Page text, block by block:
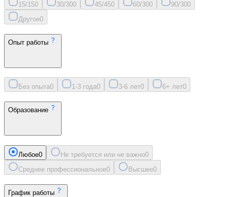
15/150 30/300 45/450 60/300 90/300
Другое0
Опыт работы
Без опыта0 1-3 года0 3-6 лет0 6+ лет0
Образование
Любое0 Не требуется или не важно0
Среднее профессиональное0 Высшее0
График работы